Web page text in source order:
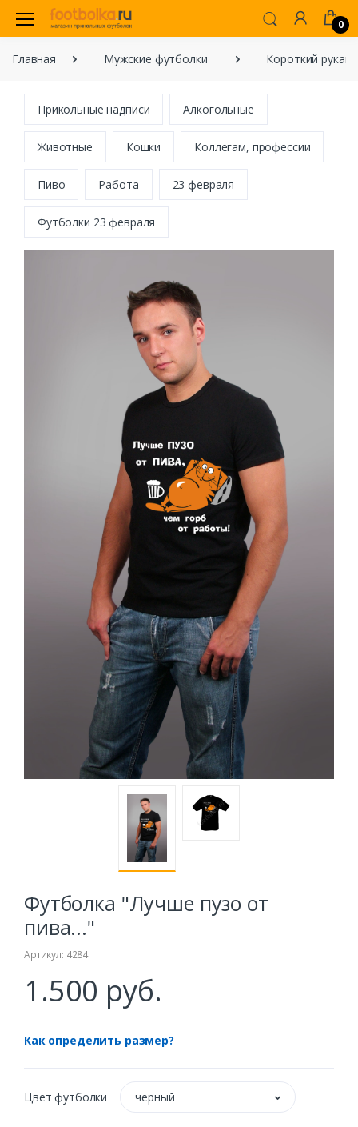
0
Главная Мужские футболки Короткий рукав
Прикольные надписи Алкогольные
Животные Кошки Коллегам, профессии
Пиво Работа 23 февраля
Футболки 23 февраля
Футболка "Лучше пузо от
пива..."
Артикул: 4284
1.500 руб.
Как определить размер?
Цвет футболки черный